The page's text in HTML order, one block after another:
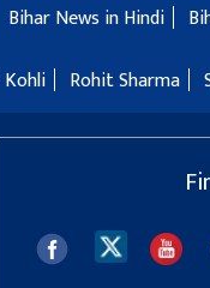
Bihar News in Hindi
Rohit Sharma